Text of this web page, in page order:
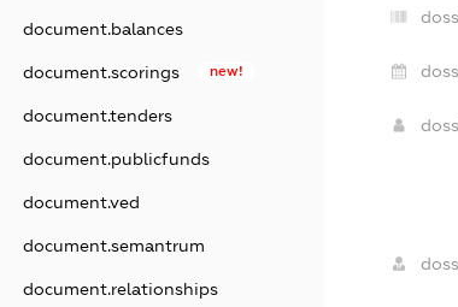
document.balances
document.scorings new!
document.tenders
document.publicfunds
document.ved
document.semantrum
document.relationships